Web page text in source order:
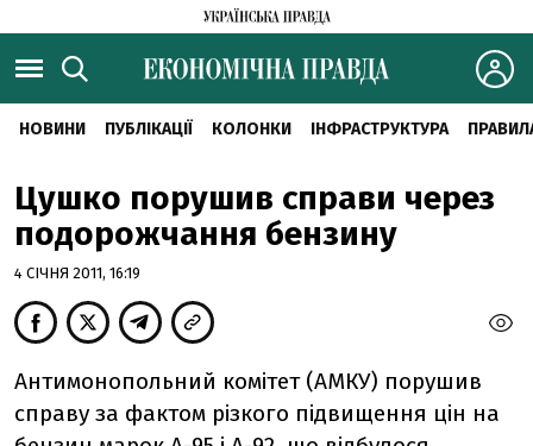
НОВИНИ ПУБЛІКАЦІЇ КОЛОНКИ ІНФРАСТРУКТУРА
Цушко порушив справи через
подорожчання бензину
4 СІЧНЯ 2011, 16:19
Антимонопольний комітет (АМКУ) порушив
справу за фактом різкого підвищення цін на